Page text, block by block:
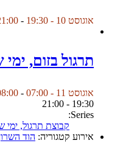
אוגוסט 10 - 19:30 -
תרגול בזום,
אוגוסט 11 - 07:00 -
19:30 - 21:00
Series:
קבוצת תרגול, ימי
אירוע קטגוריה: הוד